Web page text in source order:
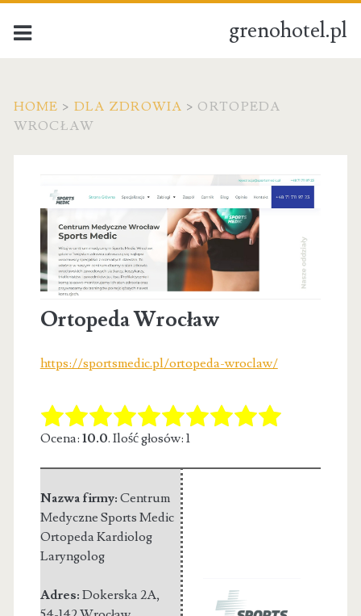
grenohotel.pl
HOME > DLA ZDROWIA > ORTOPEDA
WROCŁAW
Ortopeda Wrocław
https://sportsmedic.pl/ortopeda-wroclaw/
Ocena: 10.0. Ilość głosów: 1
Nazwa firmy: Centrum
Medyczne Sports Medic
Ortopeda Kardiolog
Laryngolog
Adres: Dokerska 2A,